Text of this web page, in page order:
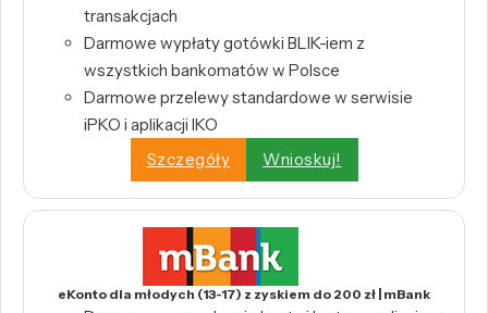
transakcjach
Darmowe wypłaty gotówki BLIK-iem z
wszystkich bankomatów w Polsce
Darmowe przelewy standardowe w serwisie
iPKO i aplikacji IKO
Szczegóły
Wnioskuj!
eKonto dla młodych (13-17) z zyskiem do 200 zł | mBank